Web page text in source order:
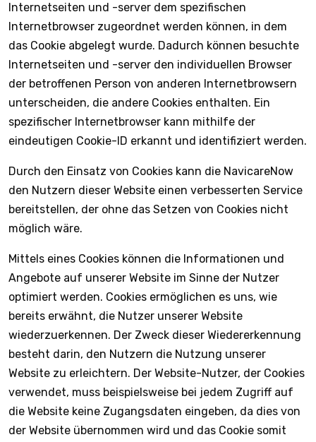
Internetseiten und -server dem spezifischen
Internetbrowser zugeordnet werden können, in dem
das Cookie abgelegt wurde. Dadurch können besuchte
Internetseiten und -server den individuellen Browser
der betroffenen Person von anderen Internetbrowsern
unterscheiden, die andere Cookies enthalten. Ein
spezifischer Internetbrowser kann mithilfe der
eindeutigen Cookie-ID erkannt und identifiziert werden.
Durch den Einsatz von Cookies kann die NavicareNow
den Nutzern dieser Website einen verbesserten Service
bereitstellen, der ohne das Setzen von Cookies nicht
möglich wäre.
Mittels eines Cookies können die Informationen und
Angebote auf unserer Website im Sinne der Nutzer
optimiert werden. Cookies ermöglichen es uns, wie
bereits erwähnt, die Nutzer unserer Website
wiederzuerkennen. Der Zweck dieser Wiedererkennung
besteht darin, den Nutzern die Nutzung unserer
Website zu erleichtern. Der Website-Nutzer, der Cookies
verwendet, muss beispielsweise bei jedem Zugriff auf
die Website keine Zugangsdaten eingeben, da dies von
der Website übernommen wird und das Cookie somit